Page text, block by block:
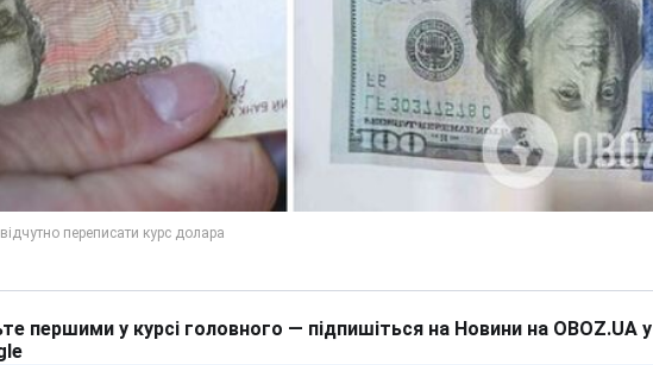
першими у курсі головного — підпишіться на Новини на OBOZ.UA у